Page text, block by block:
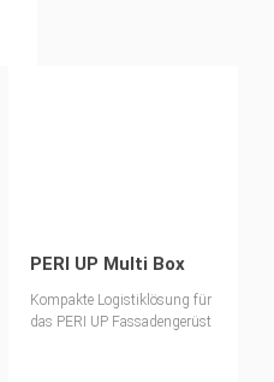
PERI UP Multi Box
Kompakte Logistiklösung für
das PERI UP Fassadengerüst